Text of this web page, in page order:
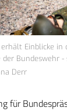
Einblicke
der Bundeswehr
Derr
für